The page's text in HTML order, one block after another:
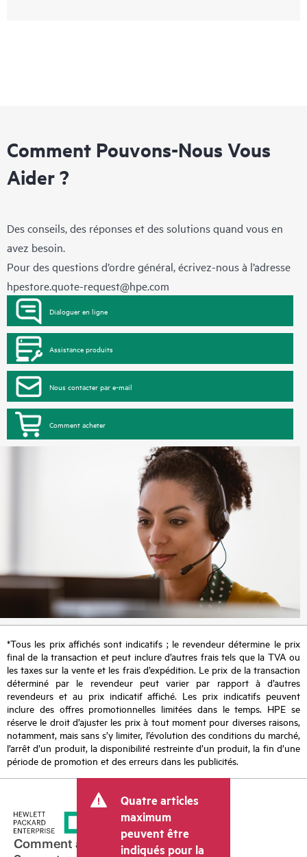
Comment Pouvons-Nous Vous
Aider ?
Des conseils, des réponses et des solutions quand vous en
avez besoin.
Pour des questions d’ordre général, écrivez-nous à l’adresse
hpestore.quote-request@hpe.com
Dialoguer en ligne
Assistance produits
Nous contacter par e-mail
Comment acheter
*Tous les prix affichés sont indicatifs ; le revendeur détermine le prix
final de la transaction et peut inclure d’autres frais tels que la TVA ou
les taxes sur la vente et les frais d’expédition. Le prix de la transaction
déterminé par le revendeur peut varier par rapport à d’autres
revendeurs et au prix indicatif affiché. Les prix indicatifs peuvent
inclure des offres promotionnelles limitées dans le temps. HPE se
réserve le droit d’ajuster les prix à tout moment pour diverses raisons,
notamment, mais sans s’y limiter, l’évolution des conditions du marché,
l’arrêt d’un produit, la disponibilité restreinte d’un produit, la fin d’une
période de promotion et des erreurs dans les publicités.
Quatre articles
maximum
peuvent être
indiqués pour la
Comment acheter